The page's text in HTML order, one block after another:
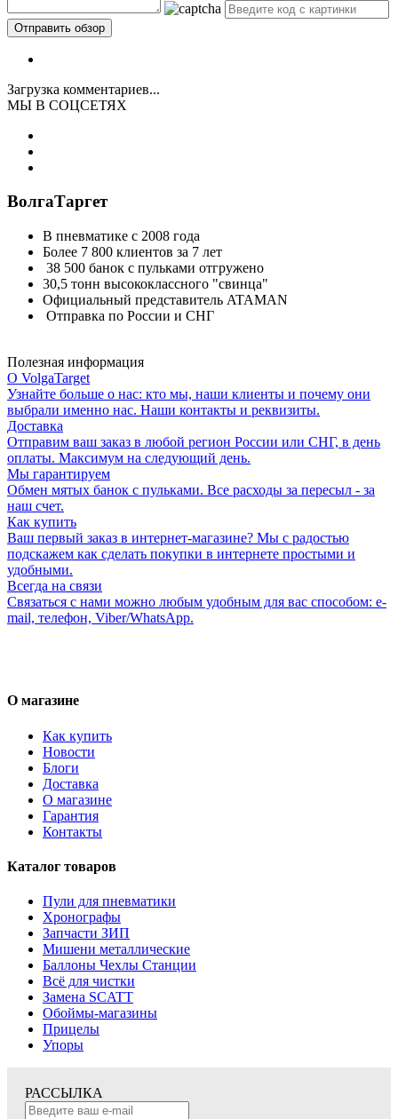
Загрузка комментариев...
МЫ В СОЦСЕТЯХ
ВолгаТаргет
В пневматике с 2008 года
Более 7 800 клиентов за 7 лет
38 500 банок с пульками отгружено
30,5 тонн высококлассного "свинца"
Официальный представитель ATAMAN
Отправка по России и СНГ
Полезная информация
О VolgaTarget
Узнайте больше о нас: кто мы, наши клиенты и почему они
выбрали именно нас. Наши контакты и реквизиты.
Доставка
Отправим ваш заказ в любой регион России или СНГ, в день
оплаты. Максимум на следующий день.
Мы гарантируем
Обмен мятых банок с пульками. Все расходы за пересыл - за
наш счет.
Как купить
Ваш первый заказ в интернет-магазине? Мы с радостью
подскажем как сделать покупки в интернете простыми и
удобными.
Всегда на связи
Связаться с нами можно любым удобным для вас способом: e-
mail, телефон, Viber/WhatsApp.
О магазине
Как купить
Новости
Блоги
Доставка
О магазине
Гарантия
Контакты
Каталог товаров
Пули для пневматики
Хронографы
Запчасти ЗИП
Мишени металлические
Баллоны Чехлы Станции
Всё для чистки
Замена SCATT
Обоймы-магазины
Прицелы
Упоры
РАССЫЛКА